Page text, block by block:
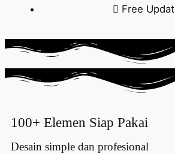
Free
100+ Elemen Siap Pakai
Desain simple dan profesional